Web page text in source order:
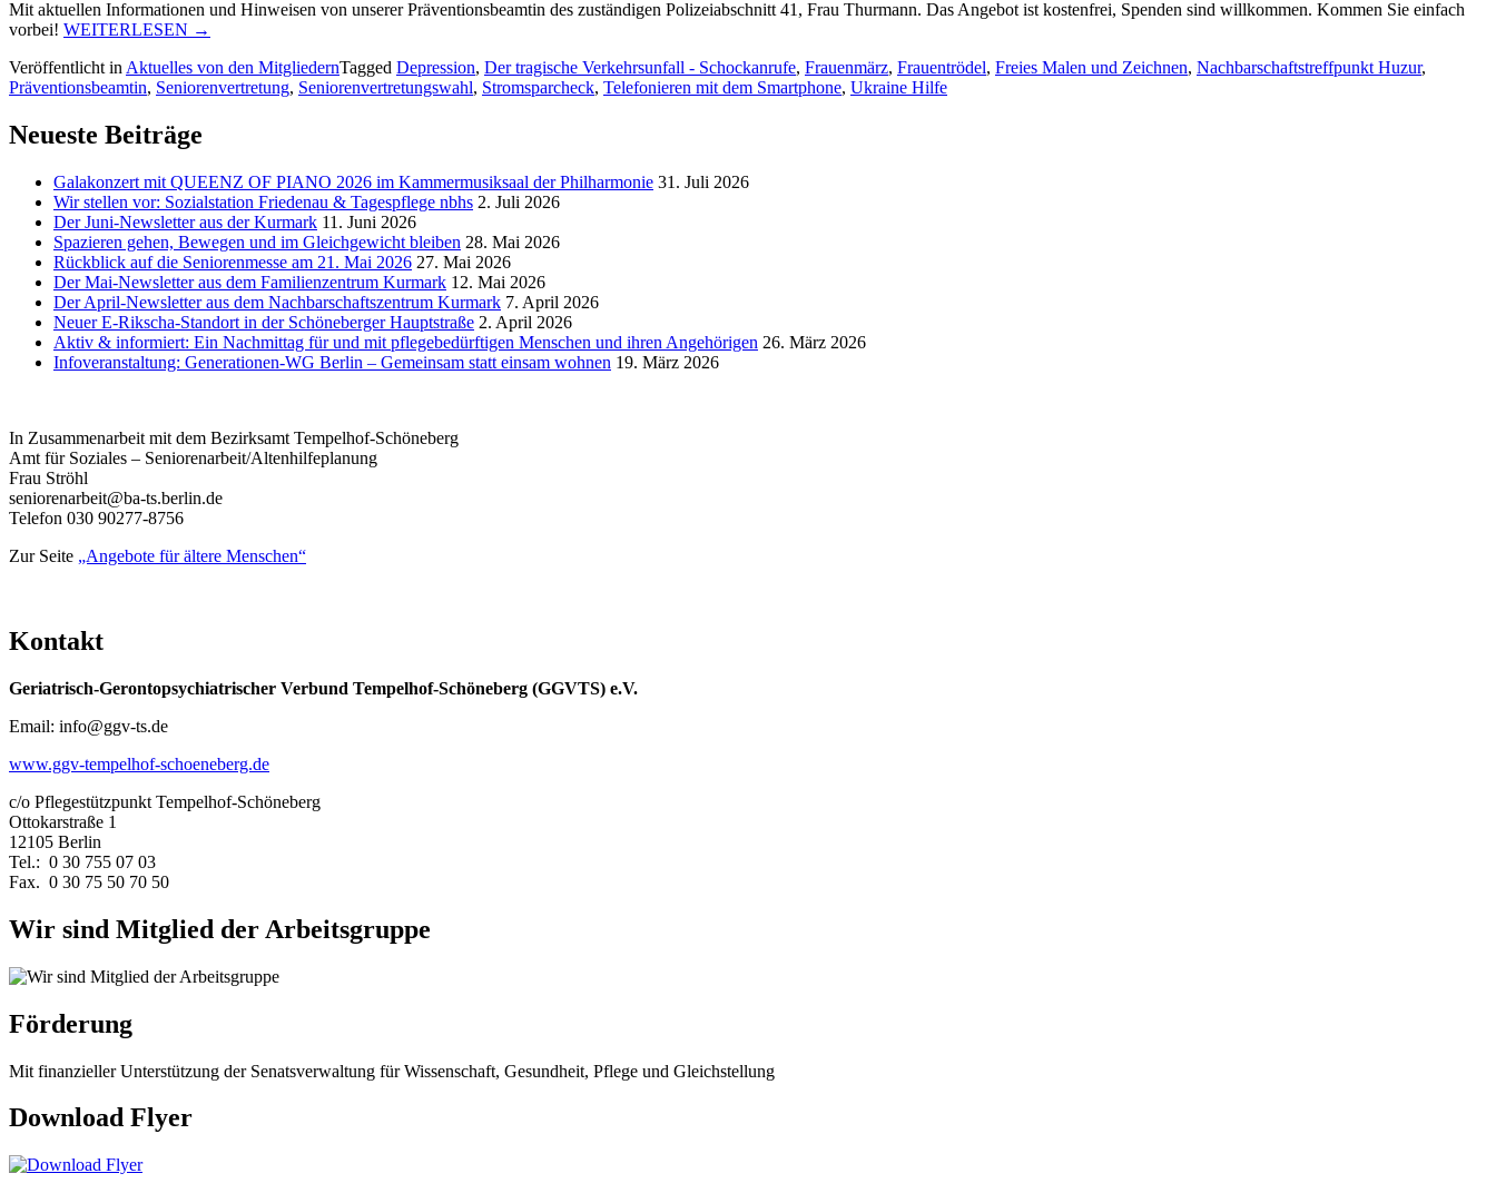
Mit aktuellen Informationen und Hinweisen von unserer Präventionsbeamtin des zuständigen Polizeiabschnitt 41, Frau Thurmann. Das Angebot ist kostenfrei, Spenden sind willkommen. Kommen Sie einfach
vorbei! WEITERLESEN „Der
Newsletter
aus
Kurmärkischen
Straße“
→
Veröffentlicht in Aktuelles von den MitgliedernTagged Depression, Der tragische Verkehrsunfall - Schockanrufe, Frauenmärz, Frauentrödel, Freies Malen und Zeichnen, Nachbarschaftstreffpunkt Huzur,
Präventionsbeamtin, Seniorenvertretung, Seniorenvertretungswahl, Stromsparcheck, Telefonieren mit dem Smartphone, Ukraine Hilfe
Neueste Beiträge
Galakonzert mit QUEENZ OF PIANO 2026 im Kammermusiksaal der Philharmonie 31. Juli 2026
Wir stellen vor: Sozialstation Friedenau & Tagespflege nbhs 2. Juli 2026
Der Juni-Newsletter aus der Kurmark 11. Juni 2026
Spazieren gehen, Bewegen und im Gleichgewicht bleiben 28. Mai 2026
Rückblick auf die Seniorenmesse am 21. Mai 2026 27. Mai 2026
Der Mai-Newsletter aus dem Familienzentrum Kurmark 12. Mai 2026
Der April-Newsletter aus dem Nachbarschaftszentrum Kurmark 7. April 2026
Neuer E-Rikscha-Standort in der Schöneberger Hauptstraße 2. April 2026
Aktiv & informiert: Ein Nachmittag für und mit pflegebedürftigen Menschen und ihren Angehörigen 26. März 2026
Infoveranstaltung: Generationen-WG Berlin – Gemeinsam statt einsam wohnen 19. März 2026
In Zusammenarbeit mit dem Bezirksamt Tempelhof-Schöneberg
Amt für Soziales – Seniorenarbeit/Altenhilfeplanung
Frau Ströhl
seniorenarbeit@ba-ts.berlin.de
Telefon 030 90277-8756
Zur Seite „Angebote für ältere Menschen“
Kontakt
Geriatrisch-Gerontopsychiatrischer Verbund Tempelhof-Schöneberg (GGVTS) e.V.
Email: info@ggv-ts.de
www.ggv-tempelhof-schoeneberg.de
c/o Pflegestützpunkt Tempelhof-Schöneberg
Ottokarstraße 1
12105 Berlin
Tel.: 0 30 755 07 03
Fax. 0 30 75 50 70 50
Wir sind Mitglied der Arbeitsgruppe
Förderung
Mit finanzieller Unterstützung der Senatsverwaltung für Wissenschaft, Gesundheit, Pflege und Gleichstellung
Download Flyer